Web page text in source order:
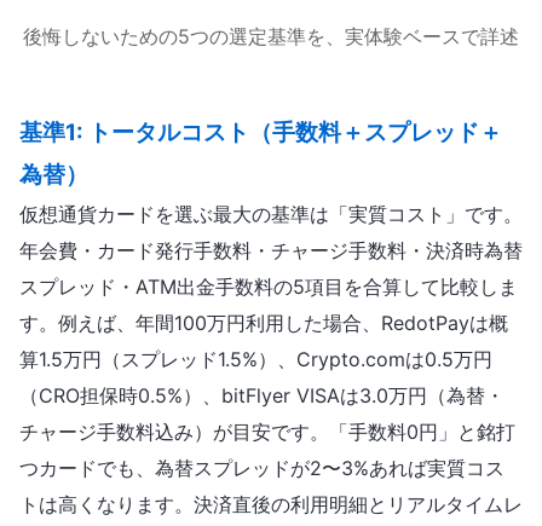
後悔しないための5つの選定基準を、実体験ベースで詳述
基準1: トータルコスト（手数料＋スプレッド＋
為替）
仮想通貨カードを選ぶ最大の基準は「実質コスト」です。
年会費・カード発行手数料・チャージ手数料・決済時為替
スプレッド・ATM出金手数料の5項目を合算して比較しま
す。例えば、年間100万円利用した場合、RedotPayは概
算1.5万円（スプレッド1.5%）、Crypto.comは0.5万円
（CRO担保時0.5%）、bitFlyer VISAは3.0万円（為替・
チャージ手数料込み）が目安です。「手数料0円」と銘打
つカードでも、為替スプレッドが2〜3%あれば実質コス
トは高くなります。決済直後の利用明細とリアルタイムレ